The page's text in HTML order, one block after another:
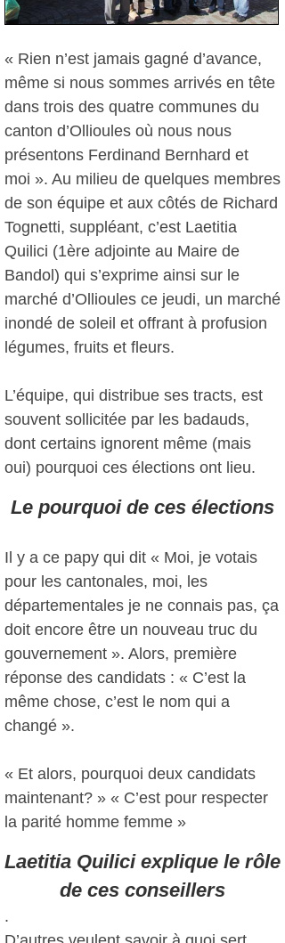
« Rien n’est jamais gagné d’avance,
même si nous sommes arrivés en tête
dans trois des quatre communes du
canton d’Ollioules où nous nous
présentons Ferdinand Bernhard et
moi ». Au milieu de quelques membres
de son équipe et aux côtés de Richard
Tognetti, suppléant, c’est Laetitia
Quilici (1ère adjointe au Maire de
Bandol) qui s’exprime ainsi sur le
marché d’Ollioules ce jeudi, un marché
inondé de soleil et offrant à profusion
légumes, fruits et fleurs.
L’équipe, qui distribue ses tracts, est
souvent sollicitée par les badauds,
dont certains ignorent même (mais
oui) pourquoi ces élections ont lieu.
Le pourquoi de ces élections
Il y a ce papy qui dit « Moi, je votais
pour les cantonales, moi, les
départementales je ne connais pas, ça
doit encore être un nouveau truc du
gouvernement ». Alors, première
réponse des candidats : « C’est la
même chose, c’est le nom qui a
changé ».
« Et alors, pourquoi deux candidats
maintenant? » « C’est pour respecter
la parité homme femme »
Laetitia Quilici explique le rôle
de ces conseillers
.